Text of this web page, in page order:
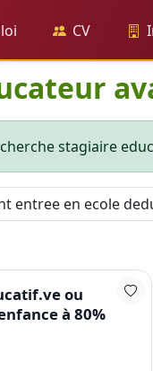
CV
stagiaire
ou
à 80%